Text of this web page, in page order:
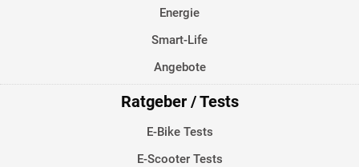
Energie
Smart-Life
Angebote
Ratgeber / Tests
E-Bike Tests
E-Scooter Tests